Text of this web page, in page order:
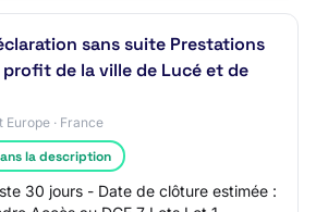
sans suite Prestations
de la ville de Lucé et de
· France
la description
30 jours - Date de clôture estimée :